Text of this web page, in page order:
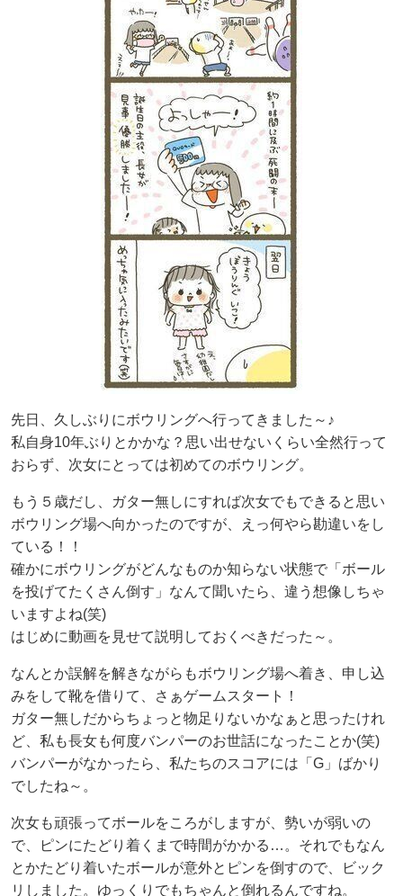
先日、久しぶりにボウリングへ行ってきました～♪
私自身10年ぶりとかかな？思い出せないくらい全然行って
おらず、次女にとっては初めてのボウリング。
もう５歳だし、ガター無しにすれば次女でもできると思い
ボウリング場へ向かったのですが、えっ何やら勘違いをし
ている！！
確かにボウリングがどんなものか知らない状態で「ボール
を投げてたくさん倒す」なんて聞いたら、違う想像しちゃ
いますよね(笑)
はじめに動画を見せて説明しておくべきだった～。
なんとか誤解を解きながらもボウリング場へ着き、申し込
みをして靴を借りて、さぁゲームスタート！
ガター無しだからちょっと物足りないかなぁと思ったけれ
ど、私も長女も何度バンパーのお世話になったことか(笑)
バンパーがなかったら、私たちのスコアには「G」ばかり
でしたね～。
次女も頑張ってボールをころがしますが、勢いが弱いの
で、ピンにたどり着くまで時間がかかる…。それでもなん
とかたどり着いたボールが意外とピンを倒すので、ビック
リしました。ゆっくりでもちゃんと倒れるんですね。